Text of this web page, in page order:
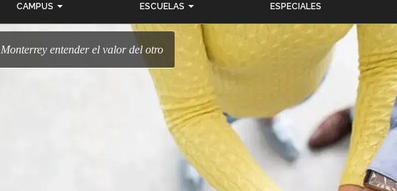
CAMPUS ESCUELAS ESPECIALES
Monterrey entender el valor del otro